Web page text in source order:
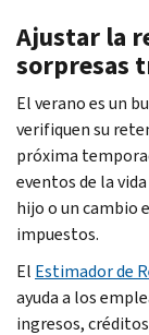
Ajustar la
sorpresas
El verano es un
verifiquen su
próxima
eventos de la
hijo o un cambio
impuestos.
El Estimador de
ayuda a los
ingresos,